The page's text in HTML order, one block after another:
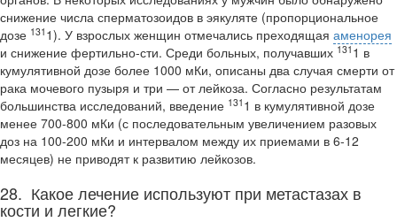
снижение числа сперматозоидов в эякуляте (пропорциональное
дозе 131 1). У взрослых женщин отмечались преходящая аменорея
и снижение фертильно-сти. Среди больных, получавших 131 1 в
кумулятивной дозе более 1000 мКи, описаны два случая смерти от
рака мочевого пузыря и три — от лейкоза. Согласно результатам
большинства исследований, введение 131 1 в кумулятивной дозе
менее 700-800 мКи (с последовательным увеличением разовых
доз на 100-200 мКи и интервалом меж­ду их приемами в 6-12
месяцев) не приводят к развитию лейкозов.
28. Какое лечение используют при метастазах в
кости и легкие?